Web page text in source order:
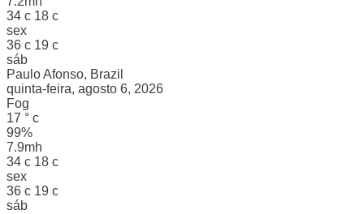
34 c 18 c
sex
36 c 19 c
sáb
Paulo Afonso, Brazil
quinta-feira, agosto 6, 2026
Fog
17 ° c
99%
7.9mh
34 c 18 c
sex
36 c 19 c
sáb